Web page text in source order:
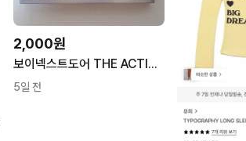
2,000원
보이넥스트도어 THE ACTION 명재현 개봉앨범
5일 전